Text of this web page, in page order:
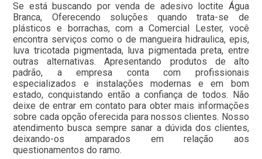
Se está buscando por venda de adesivo loctite Água
Branca, Oferecendo soluções quando trata-se de
plásticos e borrachas, com a Comercial Lester, você
encontra serviços como o de mangueira hidraulica, epis,
luva tricotada pigmentada, luva pigmentada preta, entre
outras alternativas. Apresentando produtos de alto
padrão, a empresa conta com profissionais
especializados e instalações modernas e em bom
estado, conquistando então a confiança de todos. Não
deixe de entrar em contato para obter mais informações
sobre cada opção oferecida para nossos clientes. Nosso
atendimento busca sempre sanar a dúvida dos clientes,
deixando-os amparados em relação aos
questionamentos do ramo.